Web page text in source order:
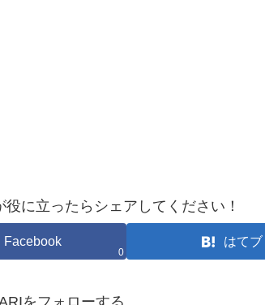
に立ったらシェアしてください！
Facebook
0
はてブ